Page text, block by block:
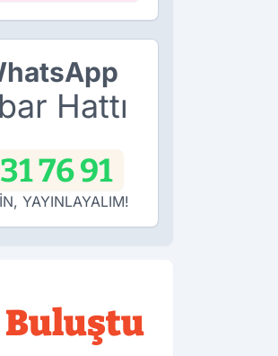
Hattı
76 91
YAYINLAYALIM!
Buluştu